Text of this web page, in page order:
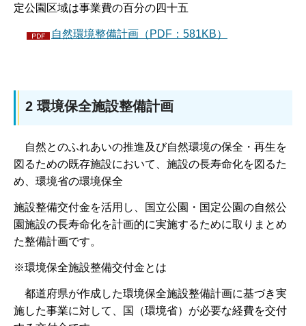
定公園区域は事業費の百分の四十五
自然環境整備計画（PDF：581KB）
2 環境保全施設整備計画
自然とのふれあいの推進及び自然環境の保全・再生を
図るための既存施設において、施設の長寿命化を図るた
め、環境省の環境保全
施設整備交付金を活用し、国立公園・国定公園の自然公
園施設の長寿命化を計画的に実施するために取りまとめ
た整備計画です。
※環境保全施設整備交付金とは
都道府県が作成した環境保全施設整備計画に基づき実
施した事業に対して、国（環境省）が必要な経費を交付